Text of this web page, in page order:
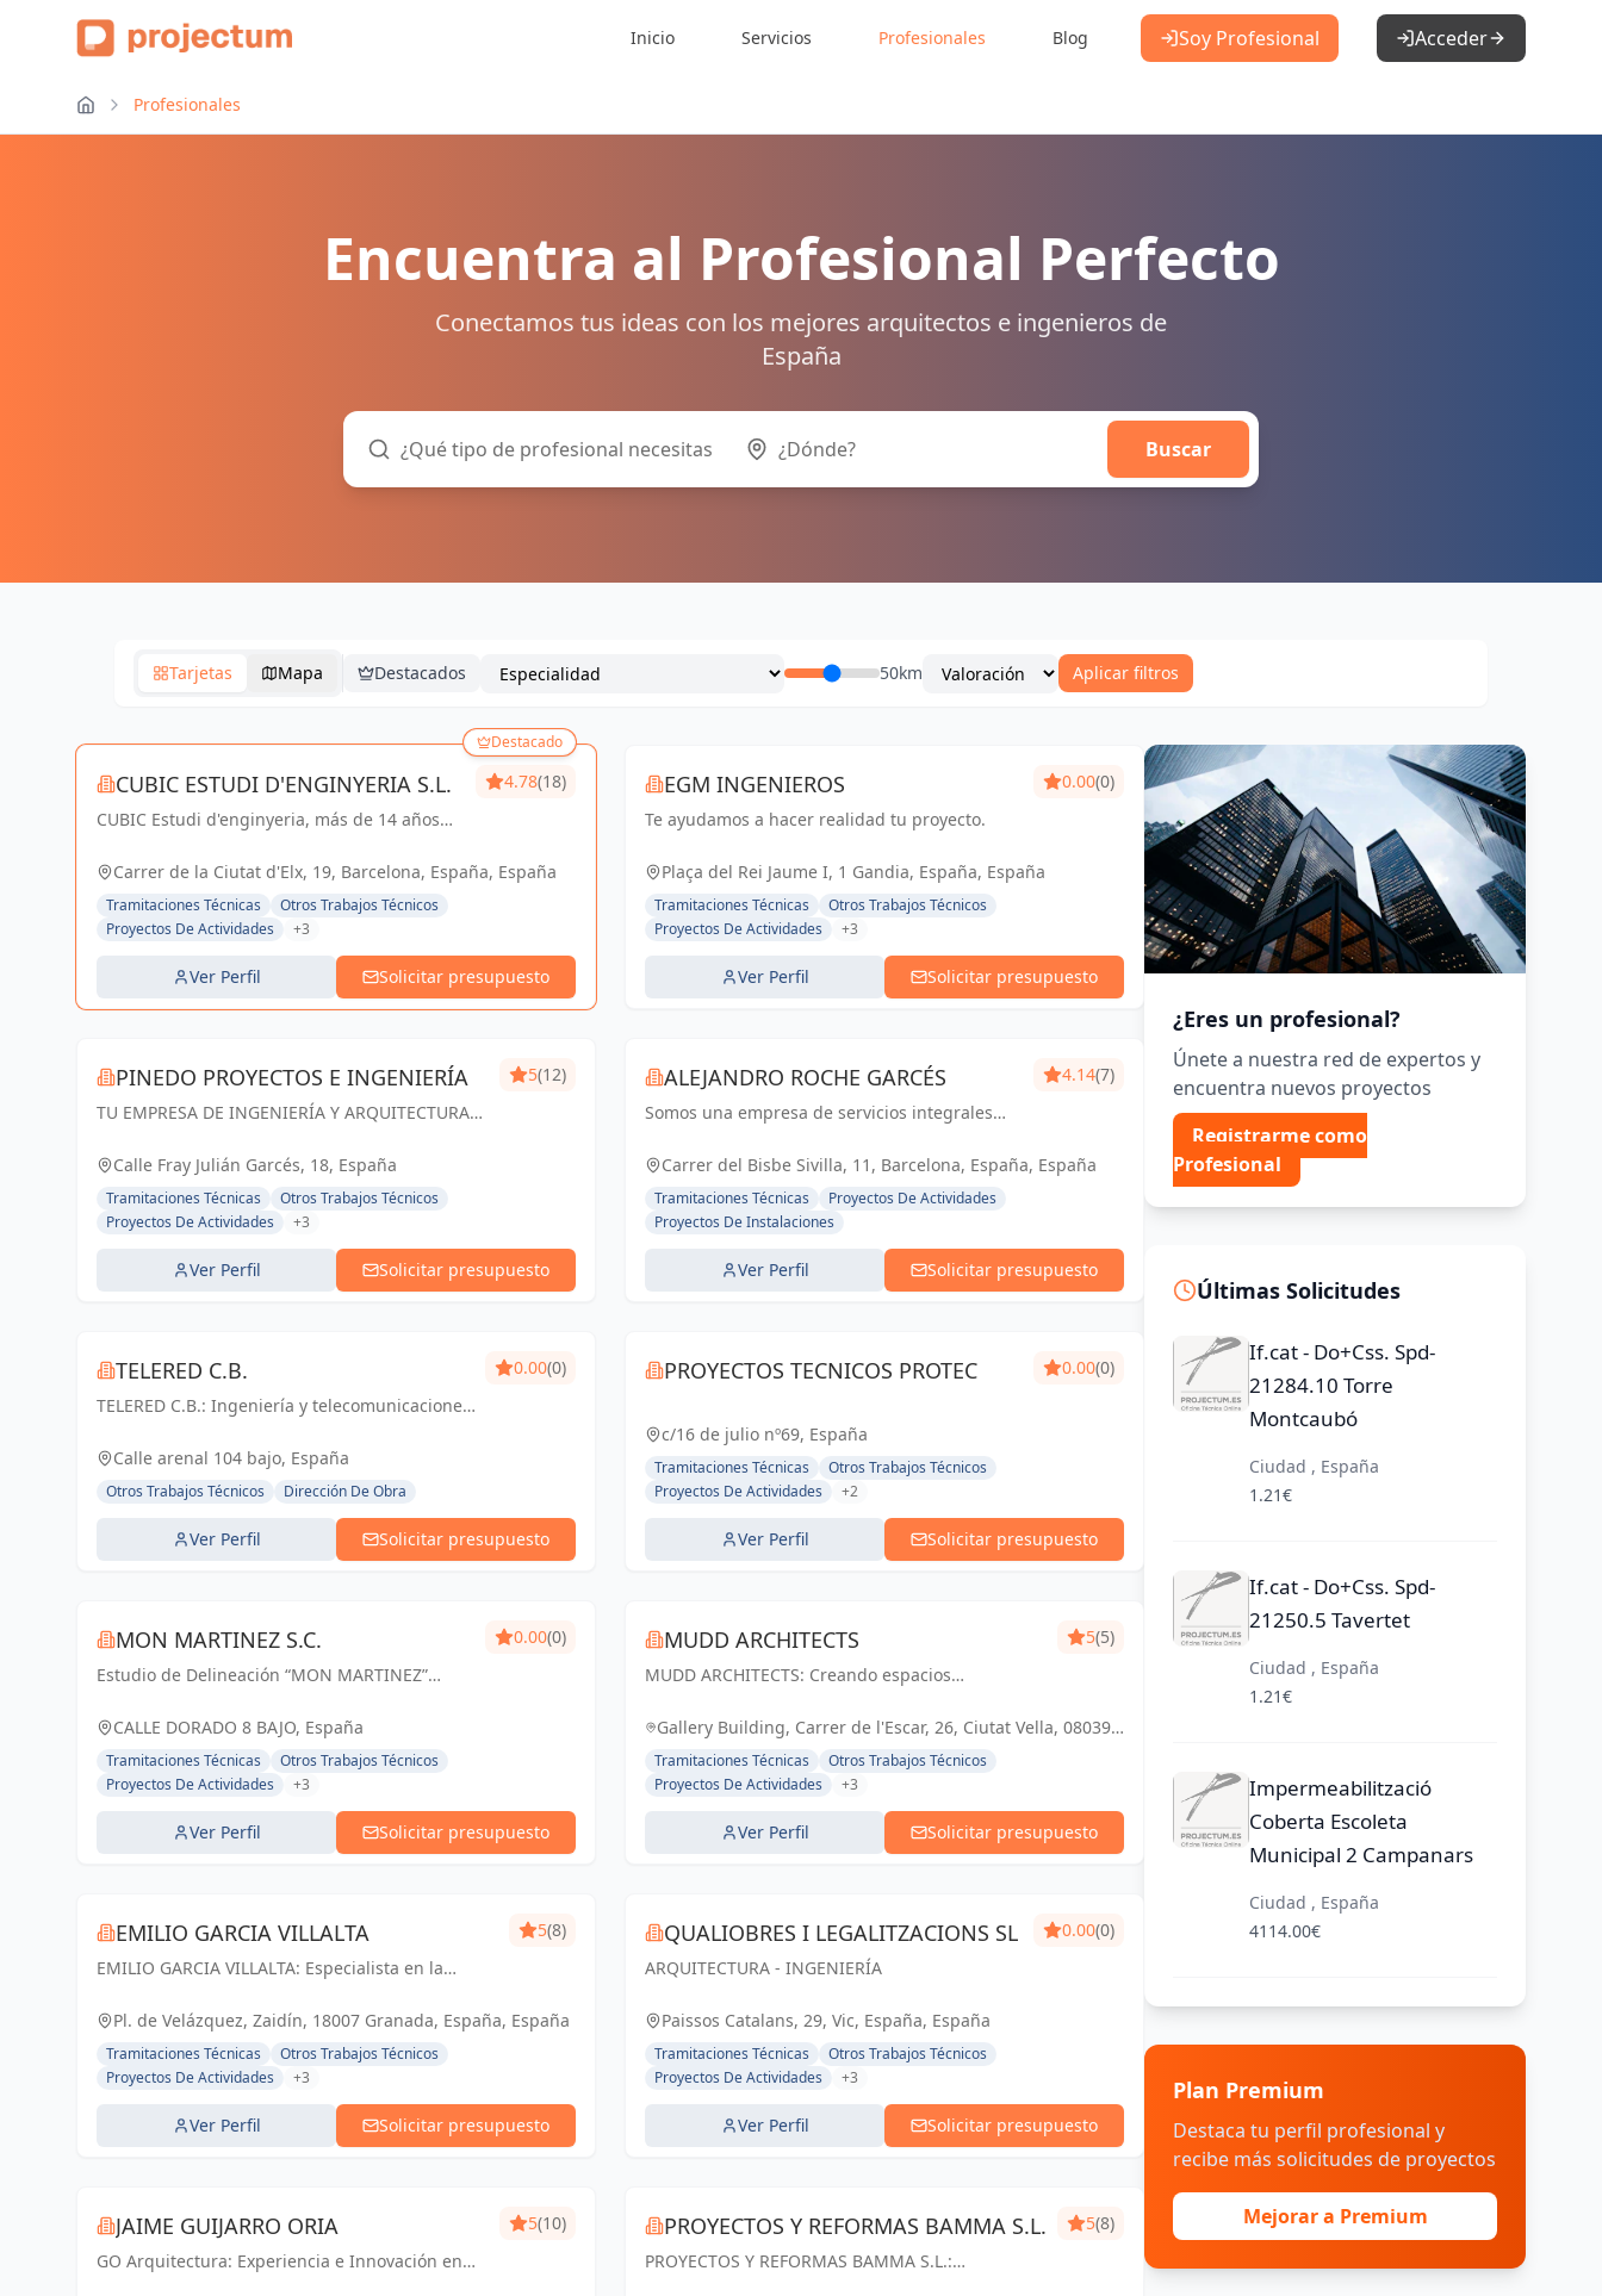
Inicio Servicios Profesionales Blog Soy Profesional Acceder
Profesionales
Encuentra al Profesional Perfecto
Conectamos tus ideas con los mejores arquitectos e ingenieros de
España
Buscar
Tarjetas Mapa Destacados 50km Aplicar filtros
Destacado
CUBIC ESTUDI D'ENGINYERIA S.L.
CUBIC Estudi d'enginyeria, más de 14 años
Ingeniería con una trayectoria sólida y exitosa
4.78(18)
Carrer de la Ciutat d'Elx, 19, Barcelona, España, España
Tramitaciones Técnicas
Otros Trabajos Técnicos
Proyectos De Actividades
+3
Ver Perfil Solicitar presupuesto
EGM INGENIEROS
Te ayudamos a hacer realidad tu proyecto.
0.00(0)
Plaça del Rei Jaume I, 1 Gandia, España, España
Tramitaciones Técnicas
Otros Trabajos Técnicos
Proyectos De Actividades
+3
Ver Perfil Solicitar presupuesto
PINEDO PROYECTOS E INGENIERÍA
TU EMPRESA DE INGENIERÍA Y ARQUITECTURA
Ingeniería y Arquitectura, Licencias de apertura
y Gestión de Obras
5(12)
Calle Fray Julián Garcés, 18, España
Tramitaciones Técnicas
Otros Trabajos Técnicos
Proyectos De Actividades
+3
Ver Perfil Solicitar presupuesto
ALEJANDRO ROCHE GARCÉS
Somos una empresa de servicios integrales
necesidades técnicas de nuestr@s clientes
conocimie...
4.14(7)
Carrer del Bisbe Sivilla, 11, Barcelona, España, España
Tramitaciones Técnicas
Proyectos De Actividades
Proyectos De Instalaciones
Ver Perfil Solicitar presupuesto
TELERED C.B.
TELERED C.B.: Ingeniería y telecomunicaciones
integrales, calidad y experiencia en Vigo y
0.00(0)
Calle arenal 104 bajo, España
Otros Trabajos Técnicos Dirección De Obra
Ver Perfil Solicitar presupuesto
PROYECTOS TECNICOS PROTEC 0.00(0)
c/16 de julio nº69, España
Tramitaciones Técnicas
Otros Trabajos Técnicos
Proyectos De Actividades
+2
Ver Perfil Solicitar presupuesto
MON MARTINEZ S.C.
Estudio de Delineación “MON MARTINEZ”
25 años de experiencia. Entendemos nuestro
trabajo, como parte importante de un trabajo...
0.00(0)
CALLE DORADO 8 BAJO, España
Tramitaciones Técnicas
Otros Trabajos Técnicos
Proyectos De Actividades
+3
Ver Perfil Solicitar presupuesto
MUDD ARCHITECTS
MUDD ARCHITECTS: Creando espacios
visión, nuestra realidad.
5(5)
Gallery Building, Carrer de l'Escar, 26, Ciutat Vella, 08039
Barcelona, España, España
Tramitaciones Técnicas
Otros Trabajos Técnicos
Proyectos De Actividades
+3
Ver Perfil Solicitar presupuesto
EMILIO GARCIA VILLALTA
EMILIO GARCIA VILLALTA: Especialista en la
5(8)
Pl. de Velázquez, Zaidín, 18007 Granada, España, España
Tramitaciones Técnicas
Otros Trabajos Técnicos
Proyectos De Actividades
+3
Ver Perfil Solicitar presupuesto
QUALIOBRES I LEGALITZACIONS SL
ARQUITECTURA - INGENIERÍA
0.00(0)
Paissos Catalans, 29, Vic, España, España
Tramitaciones Técnicas
Otros Trabajos Técnicos
Proyectos De Actividades
+3
Ver Perfil Solicitar presupuesto
JAIME GUIJARRO ORIA
GO Arquitectura: Experiencia e Innovación en
5(10) PROYECTOS Y REFORMAS BAMMA S.L.
PROYECTOS Y REFORMAS BAMMA S.L.:
5(8)
¿Eres un profesional?
Únete a nuestra red de expertos y
encuentra nuevos proyectos
Registrarme como
Profesional
Últimas Solicitudes
If.cat - Do+Css. Spd-
21284.10 Torre
Montcaubó
Ciudad , España
1.21€
If.cat - Do+Css. Spd-
21250.5 Tavertet
Ciudad , España
1.21€
Impermeabilització
Coberta Escoleta
Municipal 2 Campanars
Ciudad , España
4114.00€
Plan Premium
Destaca tu perfil profesional y
recibe más solicitudes de proyectos
Mejorar a Premium